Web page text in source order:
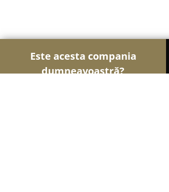
Este acesta compania
dumneavoastră?